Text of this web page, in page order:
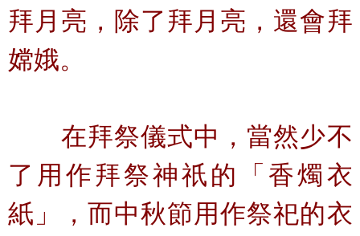
拜月亮，除了拜月亮，還會拜
嫦娥。
在拜祭儀式中，當然少不
了用作拜祭神祇的「香燭衣
紙」，而中秋節用作祭祀的衣